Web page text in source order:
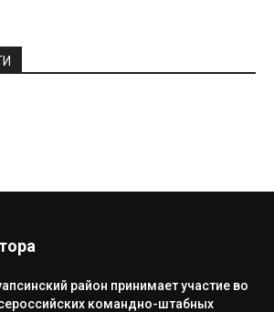
район принимает участие во
командно-штабных